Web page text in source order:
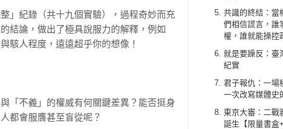
共識的終結：當
們相信謊言，誰
權，誰就能操控
就是要躁反：臺
紀實
君子報仇：一場
一次改寫媒體史
東京大審：二戰
誕生【限量書盒
」紀錄（共十九個實驗），過程奇妙而充
結論，做出了極具說服力的解釋，例如
駭人程度，遠遠超乎你的想像！
「不義」的權威有何關鍵差異？能否挺身
都會服膺甚至盲從呢？